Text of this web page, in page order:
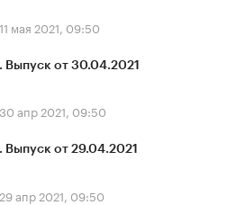
11 мая 2021, 09:50
Выпуск от 30.04.2021
30 апр 2021, 09:50
Выпуск от 29.04.2021
29 апр 2021, 09:50